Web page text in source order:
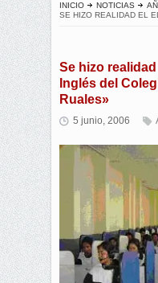
INICIO NOTICIAS
SE HIZO REALIDAD EL
Se hizo
Inglés del
Ruales»
5 junio, 2006